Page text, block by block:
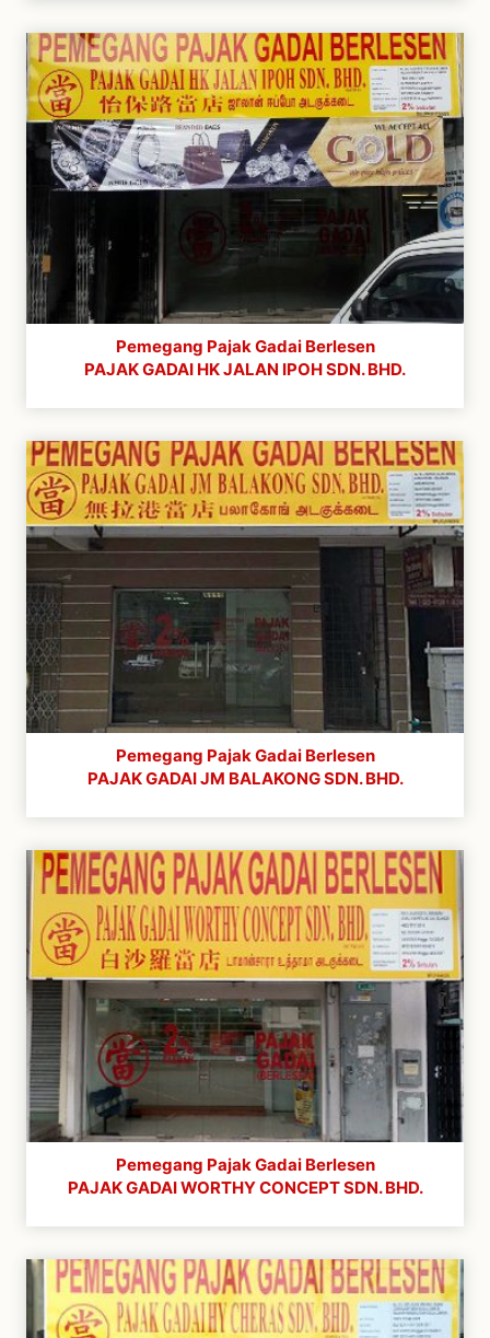
Pemegang Pajak Gadai Berlesen
PAJAK GADAI HK JALAN IPOH SDN. BHD.
Pemegang Pajak Gadai Berlesen
PAJAK GADAI JM BALAKONG SDN. BHD.
Pemegang Pajak Gadai Berlesen
PAJAK GADAI WORTHY CONCEPT SDN. BHD.